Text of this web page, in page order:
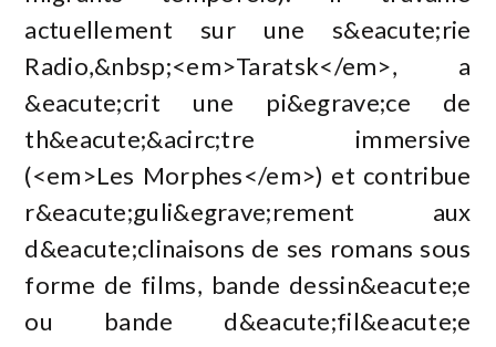
actuellement sur une s&eacute;rie
Radio,&nbsp;<em>Taratsk</em>, a
&eacute;crit une pi&egrave;ce de
th&eacute;&acirc;tre immersive
(<em>Les Morphes</em>) et contribue
r&eacute;guli&egrave;rement aux
d&eacute;clinaisons de ses romans sous
forme de films, bande dessin&eacute;e
ou bande d&eacute;fil&eacute;e